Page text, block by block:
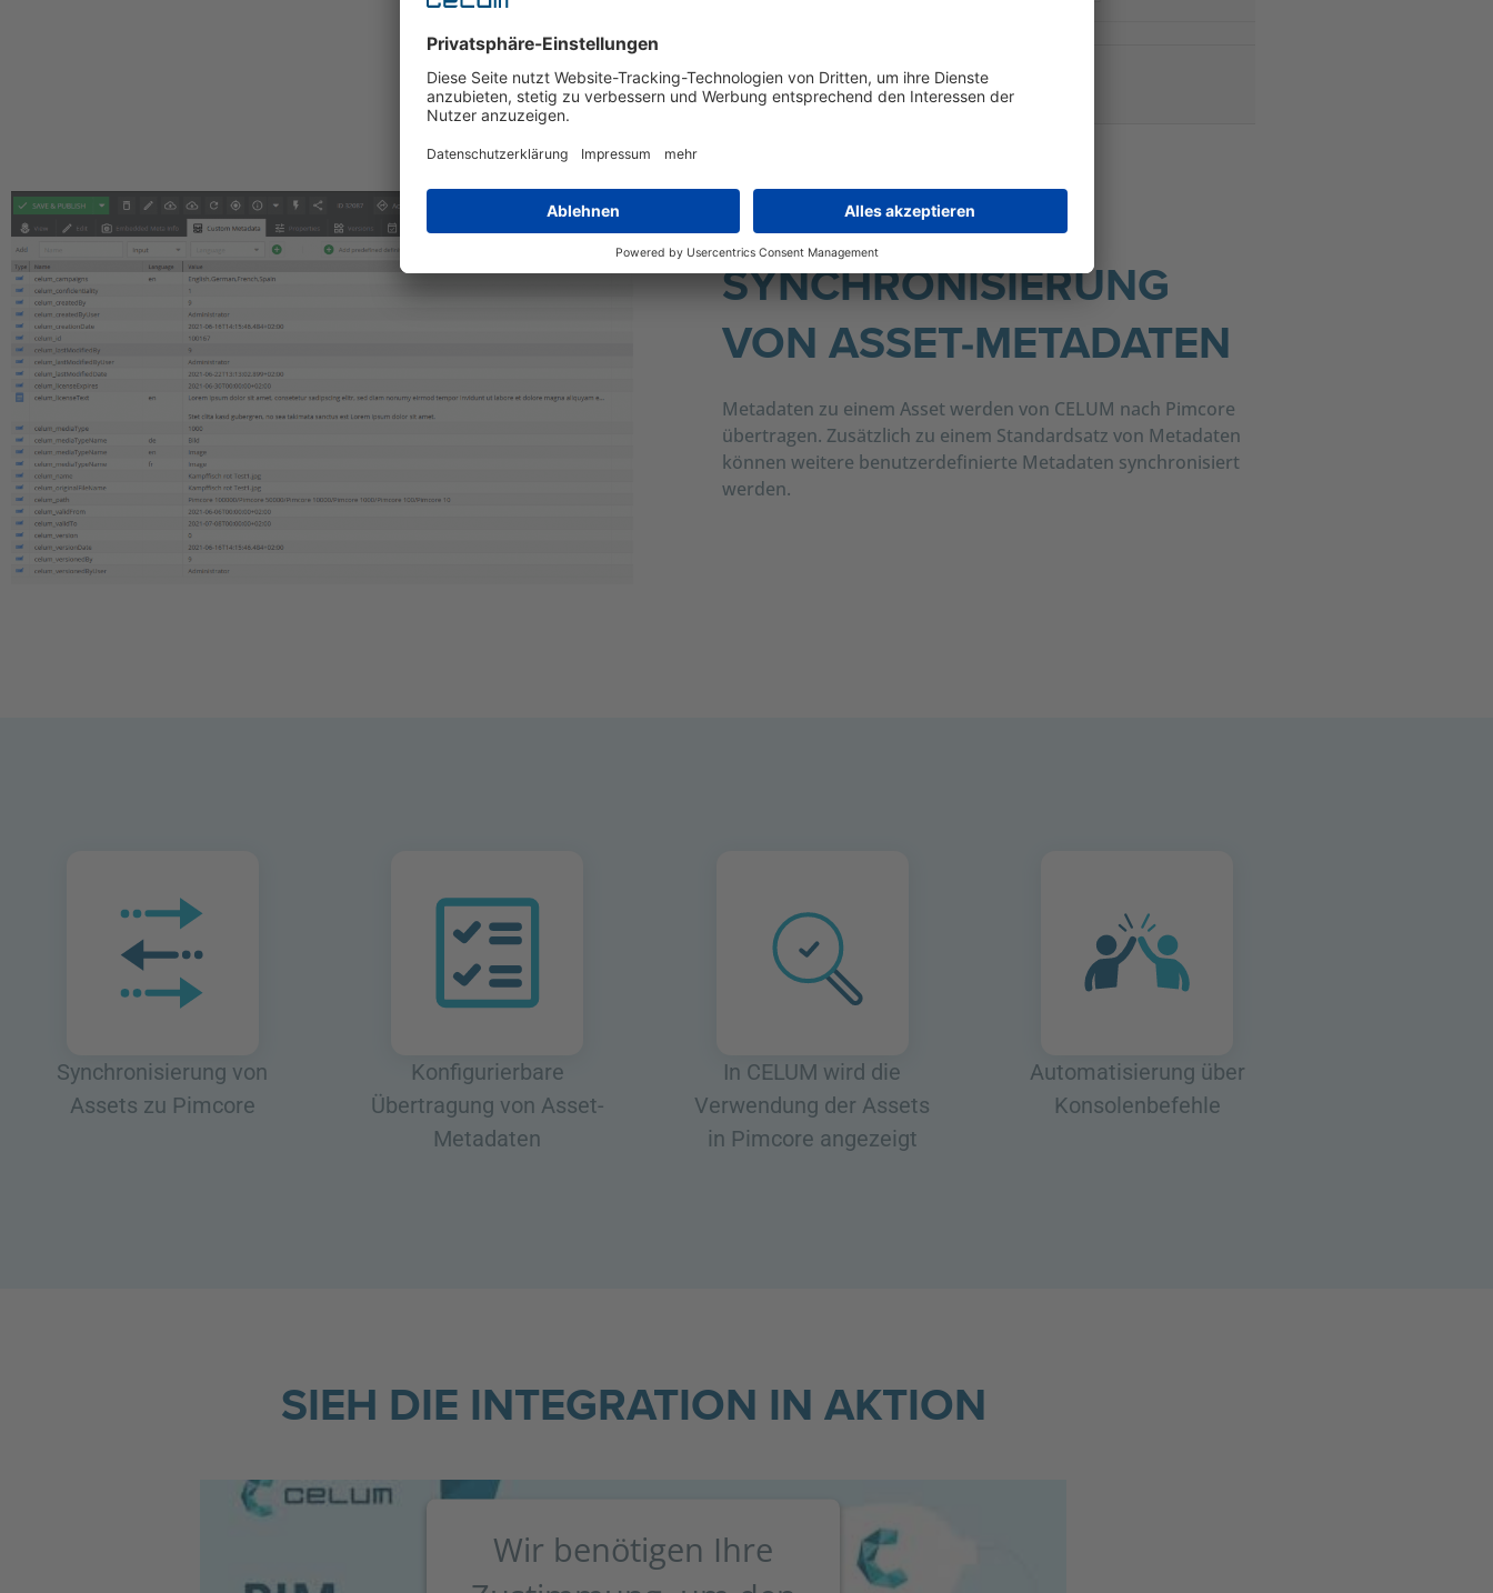
SYNCHRONISIERUNG
VON ASSET-METADATEN
Metadaten zu einem Asset werden von CELUM nach Pimcore
übertragen. Zusätzlich zu einem Standardsatz von Metadaten
können weitere benutzerdefinierte Metadaten synchronisiert
werden.
Synchronisierung von
Assets zu Pimcore
Konfigurierbare
Übertragung von Asset-
Metadaten
In CELUM wird die
Verwendung der Assets
in Pimcore angezeigt
Automatisierung über
Konsolenbefehle
SIEH DIE INTEGRATION IN AKTION
Wir benötigen Ihre